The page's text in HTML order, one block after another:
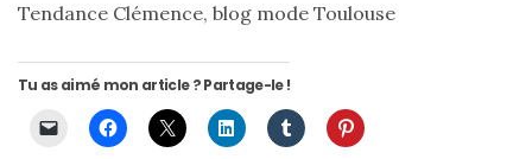
Tendance Clémence, blog mode Toulouse
Tu as aimé mon article ? Partage-le !